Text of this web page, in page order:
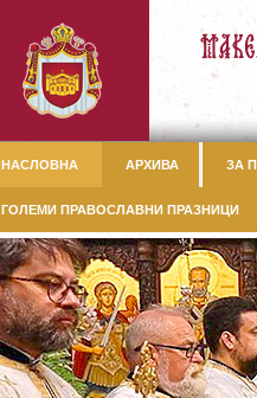
НАСЛОВНА АРХИВА ЗА
ГОЛЕМИ ПРАВОСЛАВНИ ПРАЗНИЦИ